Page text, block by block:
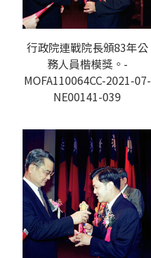
行政院連戰院長頒83年公
務人員楷模獎。-
MOFA110064CC-2021-07-
NE00141-039